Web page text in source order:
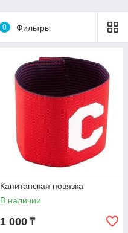
0 Фильтры
Капитанская повязка
В наличии
1 000 ₸